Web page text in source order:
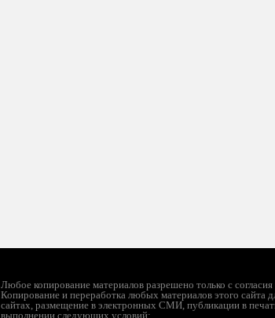
Любое копирование материалов разрешено только с
Копирование и переработка любых материалов этого сайта
сайтах, размещение в электронных СМИ, публикации в
выполнении следующих условий: